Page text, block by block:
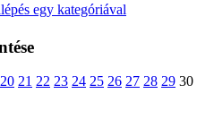
egy kategóriával
20 21 22 23 24 25 26 27 28 29 30